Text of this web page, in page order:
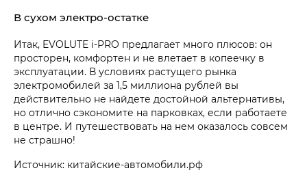
В сухом электро-остатке
Итак, EVOLUTE i‑PRO предлагает много плюсов: он
просторен, комфортен и не влетает в копеечку в
эксплуатации. В условиях растущего рынка
электромобилей за 1,5 миллиона рублей вы
действительно не найдете достойной альтернативы,
но отлично сэкономите на парковках, если работаете
в центре. И путешествовать на нем оказалось совсем
не страшно!
Источник: китайские-автомобили.рф